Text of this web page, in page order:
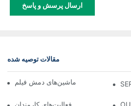
ارسال پرسش و پاسخ
مقالات توصیه شده
کاربرد و توسعه ماشین‌های دمش فیلم